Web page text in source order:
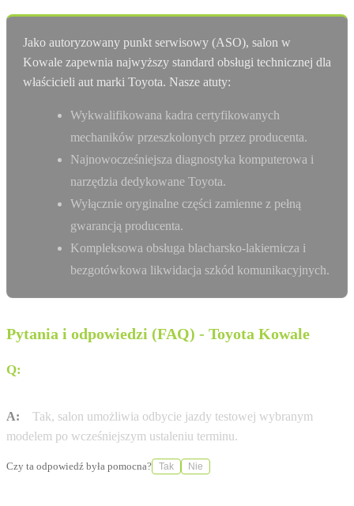
Jako autoryzowany punkt serwisowy (ASO), salon w
Kowale zapewnia najwyższy standard obsługi technicznej dla
właścicieli aut marki Toyota. Nasze atuty:
Wykwalifikowana kadra certyfikowanych
mechaników przeszkolonych przez producenta.
Najnowocześniejsza diagnostyka komputerowa i
narzędzia dedykowane Toyota.
Wyłącznie oryginalne części zamienne z pełną
gwarancją producenta.
Kompleksowa obsługa blacharsko-lakiernicza i
bezgotówkowa likwidacja szkód komunikacyjnych.
Pytania i odpowiedzi (FAQ) - Toyota Kowale
Q:
A:
Tak, salon umożliwia odbycie jazdy testowej wybranym
modelem po wcześniejszym ustaleniu terminu.
Czy ta odpowiedź była pomocna? Tak Nie